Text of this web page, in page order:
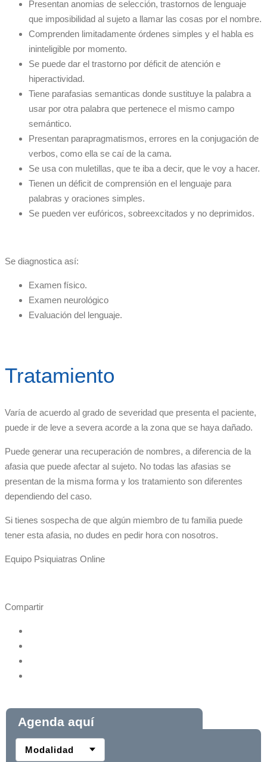
Presentan anomias de selección, trastornos de lenguaje
que imposibilidad al sujeto a llamar las cosas por el nombre.
Comprenden limitadamente órdenes simples y el habla es
ininteligible por momento.
Se puede dar el trastorno por déficit de atención e
hiperactividad.
Tiene parafasias semanticas donde sustituye la palabra a
usar por otra palabra que pertenece el mismo campo
semántico.
Presentan parapragmatismos, errores en la conjugación de
verbos, como ella se caí de la cama.
Se usa con muletillas, que te iba a decir, que le voy a hacer.
Tienen un déficit de comprensión en el lenguaje para
palabras y oraciones simples.
Se pueden ver eufóricos, sobreexcitados y no deprimidos.
Se diagnostica así:
Examen físico.
Examen neurológico
Evaluación del lenguaje.
Tratamiento
Varía de acuerdo al grado de severidad que presenta el paciente,
puede ir de leve a severa acorde a la zona que se haya dañado.
Puede generar una recuperación de nombres, a diferencia de la
afasia que puede afectar al sujeto. No todas las afasias se
presentan de la misma forma y los tratamiento son diferentes
dependiendo del caso.
Si tienes sospecha de que algún miembro de tu familia puede
tener esta afasia, no dudes en pedir hora con nosotros.
Equipo Psiquiatras Online
Compartir
Agenda aquí
Modalidad